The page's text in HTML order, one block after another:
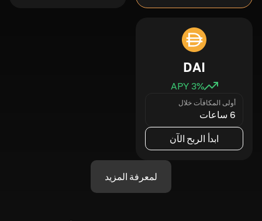
DAI
3% APY
أولى المكافآت خلال
6 ساعات
ابدأ الربح الآن
لمعرفة المزيد